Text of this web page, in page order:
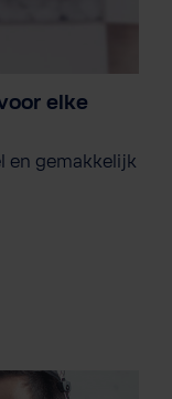
elke
en gemakkelijk